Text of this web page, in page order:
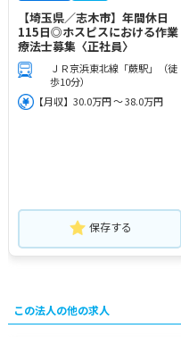
【埼玉県／志木市】年間休日
115日◎ホスピスにおける作業
療法士募集〈正社員〉
ＪＲ京浜東北線「蕨駅」（徒
歩10分）
【月収】30.0万円 ～ 38.0万円
保存する
この法人の他の求人